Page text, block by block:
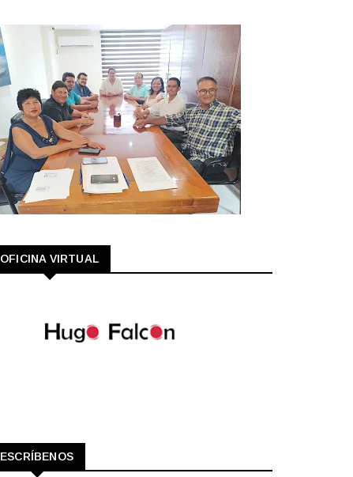
OFICINA VIRTUAL
ESCRÍBENOS